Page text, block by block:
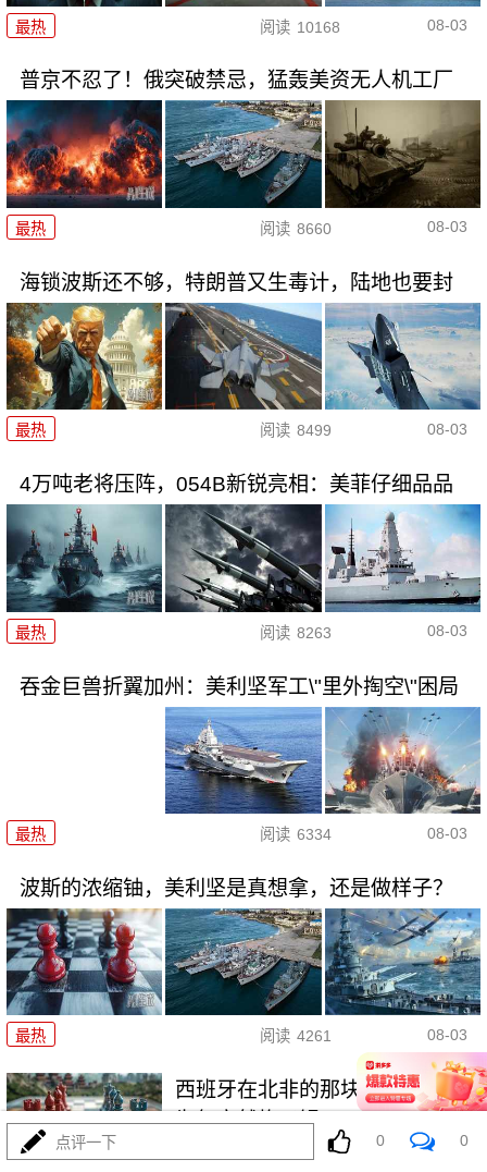
最热 阅读 10168 08-03
普京不忍了！俄突破禁忌，猛轰美资无人机工厂
最热 阅读 8660 08-03
海锁波斯还不够，特朗普又生毒计，陆地也要封
最热 阅读 8499 08-03
4万吨老将压阵，054B新锐亮相：美菲仔细品品
最热 阅读 8263 08-03
吞金巨兽折翼加州：美利坚军工\"里外掏空\"困局
最热 阅读 6334 08-03
波斯的浓缩铀，美利坚是真想拿，还是做样子？
最热 阅读 4261 08-03
西班牙在北非的那块飞地休达，
为何突然炸了锅
点评一下 0 0